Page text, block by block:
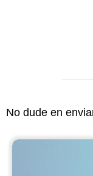
No dude en